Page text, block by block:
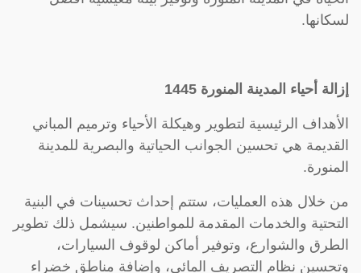
لسكانها.
إزالة أحياء المدينة المنورة 1445
الأهداف الرئيسية لتطوير وهيكلة الأحياء وترميم المباني
القديمة هي تحسين الجوانب الحياتية والبصرية للمدينة
المنورة.
من خلال هذه العمليات، ستتم إحداث تحسينات في البنية
التحتية والخدمات المقدمة للمواطنين. سيشمل ذلك تطوير
الطرق والشوارع، وتوفير أماكن لوقوف السيارات،
وتحسين نظام التصريف المائي، وإضافة مناطق خضراء